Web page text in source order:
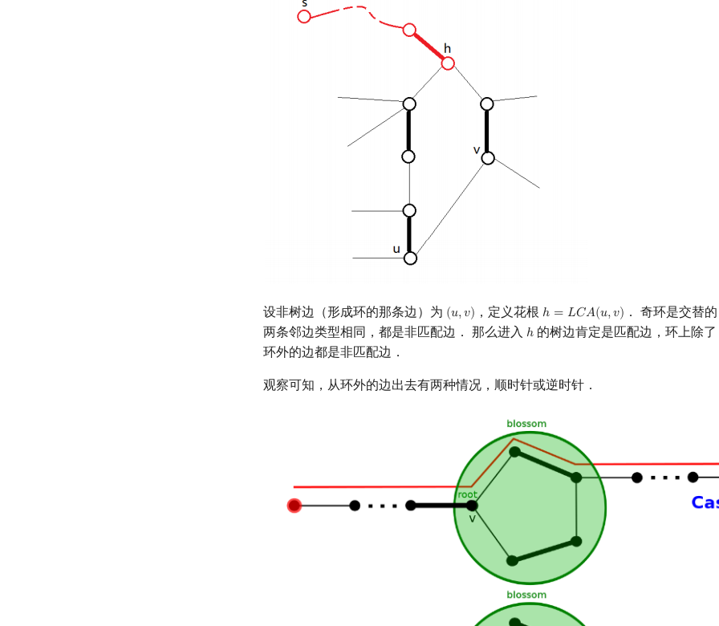
设非树边（形成环的那条边）为 (𝑢,𝑣)
(u,v) ，定义花根 ℎ = 𝐿𝐶𝐴(𝑢,𝑣)
h =LCA(u,v)
． 奇环是交替
两条邻边类型相同，都是非匹配边． 那么进入 ℎ
h 的树边肯定是匹配边，环上除
环外的边都是非匹配边．
观察可知，从环外的边出去有两种情况，顺时针或逆时针．